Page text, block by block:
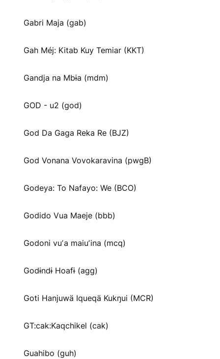
Gabri Maja (gab)
Gah Méj: Kitab Kuy Temiar (KKT)
Gandja na Mbɨa (mdm)
GOD - u2 (god)
God Da Gaga Reka Re (BJZ)
God Vonana Vovokaravina (pwgB)
Godeya: To Nafayo: We (BCO)
Godido Vua Maeje (bbb)
Godoni vuʼa maiuʼina (mcq)
Godɨndɨ Hoafɨ (agg)
Goti Hanjuwä Iqueqä Kukŋui (MCR)
GT:cak:Kaqchikel (cak)
Guahibo (guh)